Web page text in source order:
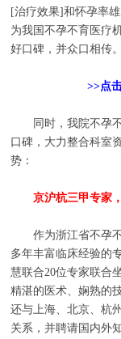
[治疗效果]和怀孕率
为我国不孕不育医疗
好口碑，并众口相传。
>>点
同时，我院不孕不
口碑，大力整合科室
势：
京沪杭三甲专家
作为浙江省不孕不
多年丰富临床经验的
慧联合20位专家联合
精湛的医术、娴熟的
还与上海、北京、杭
关系，并聘请国内外